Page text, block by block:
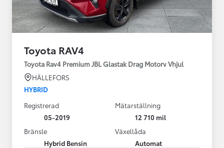
Toyota RAV4
Toyota Rav4 Premium JBL Glastak Drag Motorv Vhjul
HÄLLEFORS
HYBRID
Registrerad
05-2019
Mätarställning
12 710 mil
Bränsle
Hybrid Bensin
Växellåda
Automat